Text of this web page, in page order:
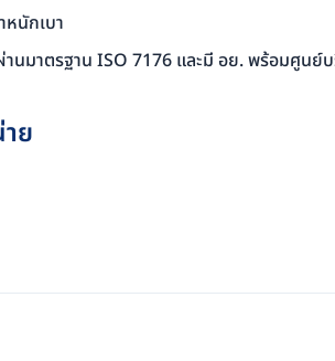
นักเบา
มาตรฐาน ISO 7176 และมี อย. พร้อมศูนย์บ
ย